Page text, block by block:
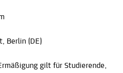
Berlin (DE)
gilt für Studierende,